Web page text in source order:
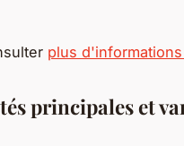
plus
principales et